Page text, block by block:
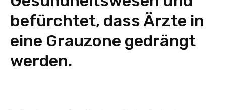
befürchtet, dass Ärzte in
eine Grauzone gedrängt
werden.